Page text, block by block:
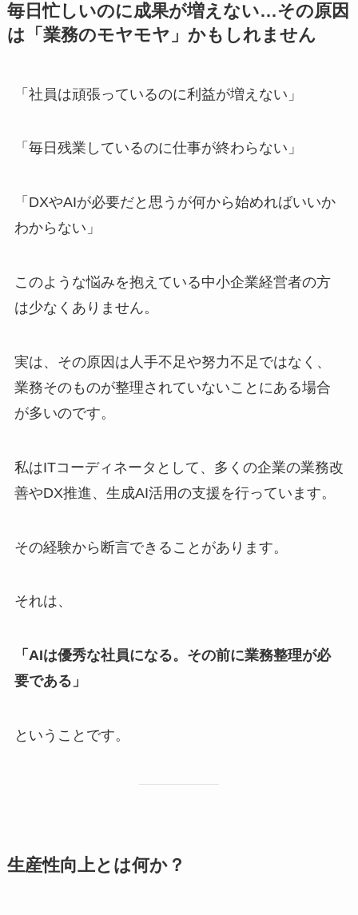
毎日忙しいのに成果が増えない…その原因
は「業務のモヤモヤ」かもしれません
「社員は頑張っているのに利益が増えない」
「毎日残業しているのに仕事が終わらない」
「DXやAIが必要だと思うが何から始めればいいか
わからない」
このような悩みを抱えている中小企業経営者の方
は少なくありません。
実は、その原因は人手不足や努力不足ではなく、
業務そのものが整理されていないことにある場合
が多いのです。
私はITコーディネータとして、多くの企業の業務改
善やDX推進、生成AI活用の支援を行っています。
その経験から断言できることがあります。
それは、
「AIは優秀な社員になる。その前に業務整理が必
要である」
ということです。
生産性向上とは何か？